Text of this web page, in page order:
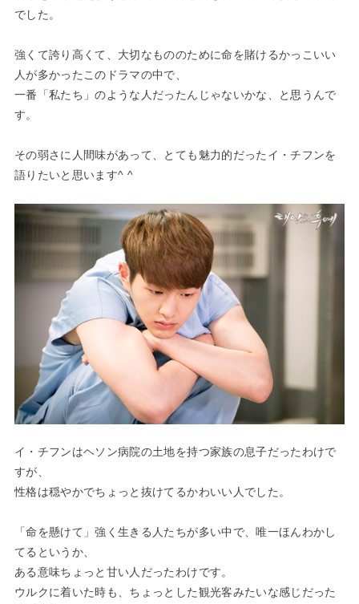
でした。
強くて誇り高くて、大切なもののために命を賭けるかっこいい
人が多かったこのドラマの中で、
一番「私たち」のような人だったんじゃないかな、と思うんで
す。
その弱さに人間味があって、とても魅力的だったイ・チフンを
語りたいと思います^ ^
イ・チフンはヘソン病院の土地を持つ家族の息子だったわけで
すが、
性格は穏やかでちょっと抜けてるかわいい人でした。
「命を懸けて」強く生きる人たちが多い中で、唯一ほんわかし
てるというか、
ある意味ちょっと甘い人だったわけです。
ウルクに着いた時も、ちょっとした観光客みたいな感じだった